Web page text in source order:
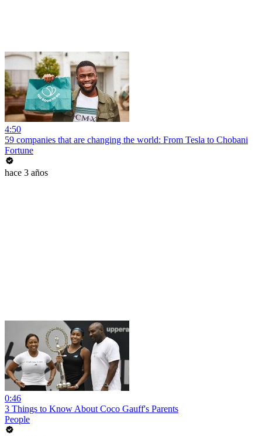
4:50
59 companies that are changing the world: From Tesla to Chobani
Fortune
hace 3 años
0:46
3 Things to Know About Coco Gauff's Parents
People